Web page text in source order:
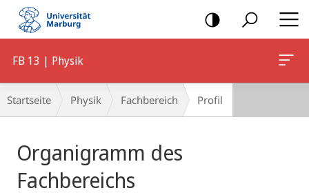
Mobile-
Navigation
FB 13 | Physik
Breadcrumb-
Navigation
Startseite Physik Fachbereich Profil
Organigramm des
Fachbereichs